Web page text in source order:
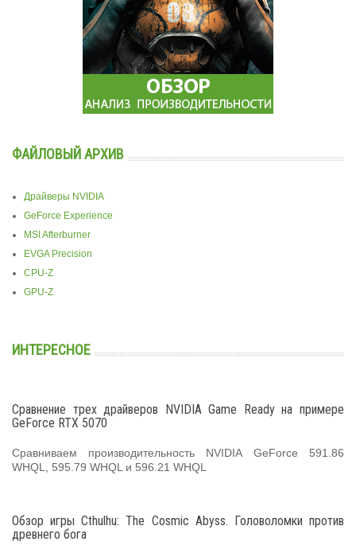
ФАЙЛОВЫЙ АРХИВ
Драйверы NVIDIA
GeForce Experience
MSI Afterburner
EVGA Precision
CPU-Z
GPU-Z
ИНТЕРЕСНОЕ
Сравнение трех драйверов NVIDIA Game Ready на примере
GeForce RTX 5070
Сравниваем производительность NVIDIA GeForce 591.86
WHQL, 595.79 WHQL и 596.21 WHQL
Обзор игры Cthulhu: The Cosmic Abyss. Головоломки против
древнего бога